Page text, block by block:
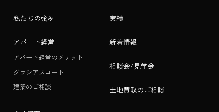
私たちの強み
アパート経営
アパート経営のメリット
グラシアスコート
建築のご相談
実績
新着情報
相談会/見学会
土地買取のご相談